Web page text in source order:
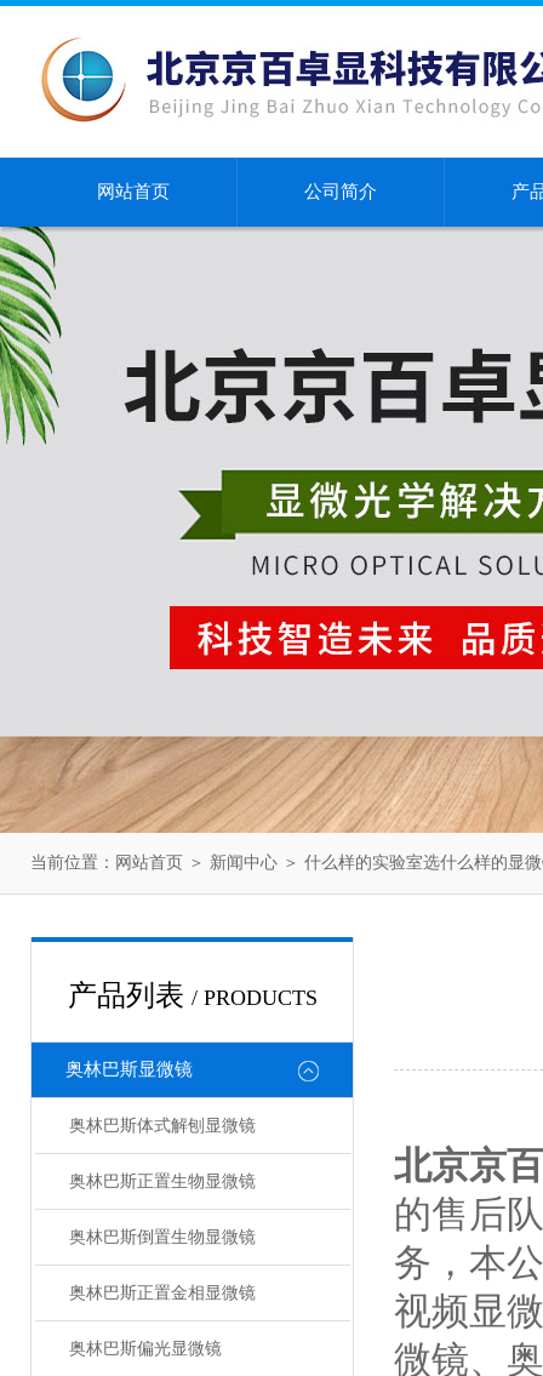
网站首页 公司简介 产
当前位置： 网站首页 ＞ 新闻中心 ＞ 什么样的实验室选什么样的显
产品列表 / PRODUCTS
奥林巴斯显微镜
奥林巴斯体式解刨显微镜
奥林巴斯正置生物显微镜
奥林巴斯倒置生物显微镜
奥林巴斯正置金相显微镜
奥林巴斯偏光显微镜
北京京
的售后
务，本
视频显
微镜、